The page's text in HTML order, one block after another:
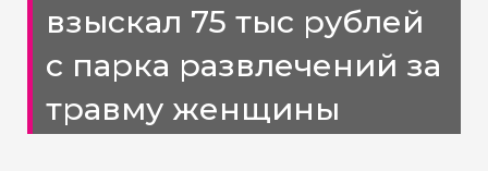
взыскал 75 тыс рублей
с парка развлечений за
травму женщины